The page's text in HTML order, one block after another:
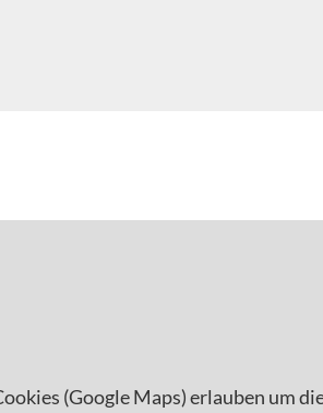
(Google Maps) erlauben um